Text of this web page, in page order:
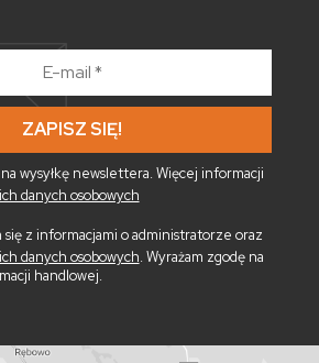
wysyłkę newslettera. Więcej informacji
danych osobowych
się z informacjami o administratorze oraz
danych osobowych. Wyrażam zgodę na
handlowej.